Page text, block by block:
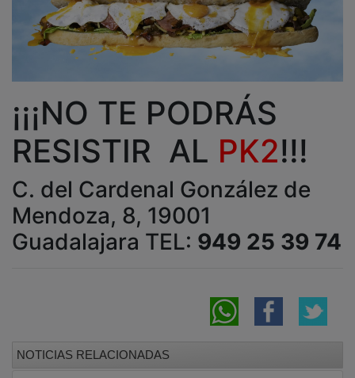
¡¡¡NO TE PODRÁS
RESISTIR AL PK2!!!
C. del Cardenal González de
Mendoza, 8, 19001
Guadalajara TEL: 949 25 39 74
NOTICIAS RELACIONADAS